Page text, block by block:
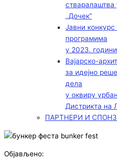
стваралаштва
„Дочек”
Јавни
програмима
у 2023. години
Вајарско-
за идејно
дела
у оквиру
Дистрикта на
ПАРТНЕРИ И
Објављено: